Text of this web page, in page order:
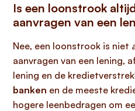
Is een loonstrook
aanvragen van een
Nee, een loonstrook is niet
aanvragen van een lening,
lening en de
banken en de meeste
hogere leenbedragen om